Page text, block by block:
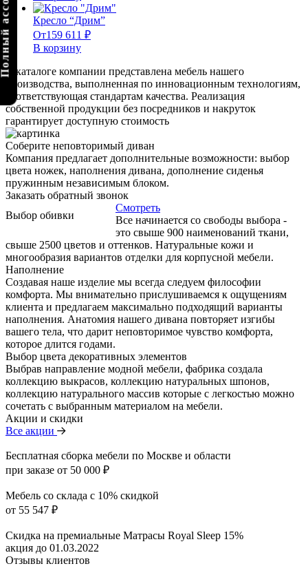
Кресло “Дрим”
От159 611 ₽
В корзину
В каталоге компании представлена мебель нашего
производства, выполненная по инновационным технологиям,
соответствующая стандартам качества. Реализация
собственной продукции без посредников и накруток
гарантирует доступную стоимость
Соберите неповторимый диван
Компания предлагает дополнительные возможности: выбор
цвета ножек, наполнения дивана, дополнение сиденья
пружинным независимым блоком.
Заказать обратный звонок
Выбор обивки
Смотреть
Все начинается со свободы выбора -
это свыше 900 наименований ткани,
свыше 2500 цветов и оттенков. Натуральные кожи и
многообразия вариантов отделки для корпусной мебели.
Наполнение
Создавая наше изделие мы всегда следуем философии
комфорта. Мы внимательно прислушиваемся к ощущениям
клиента и предлагаем максимально подходящий варианты
наполнения. Анатомия нашего дивана повторяет изгибы
вашего тела, что дарит неповторимое чувство комфорта,
которое длится годами.
Выбор цвета декоративных элементов
Выбрав направление модной мебели, фабрика создала
коллекцию выкрасов, коллекцию натуральных шпонов,
коллекцию натурального массив которые с легкостью можно
сочетать с выбранным материалом на мебели.
Акции и скидки
Все акции
Бесплатная сборка мебели по Москве и области
при заказе от 50 000 ₽
Мебель со склада с 10% скидкой
от 55 547 ₽
Скидка на премиальные Матрасы Royal Sleep 15%
акция до 01.03.2022
Отзывы клиентов